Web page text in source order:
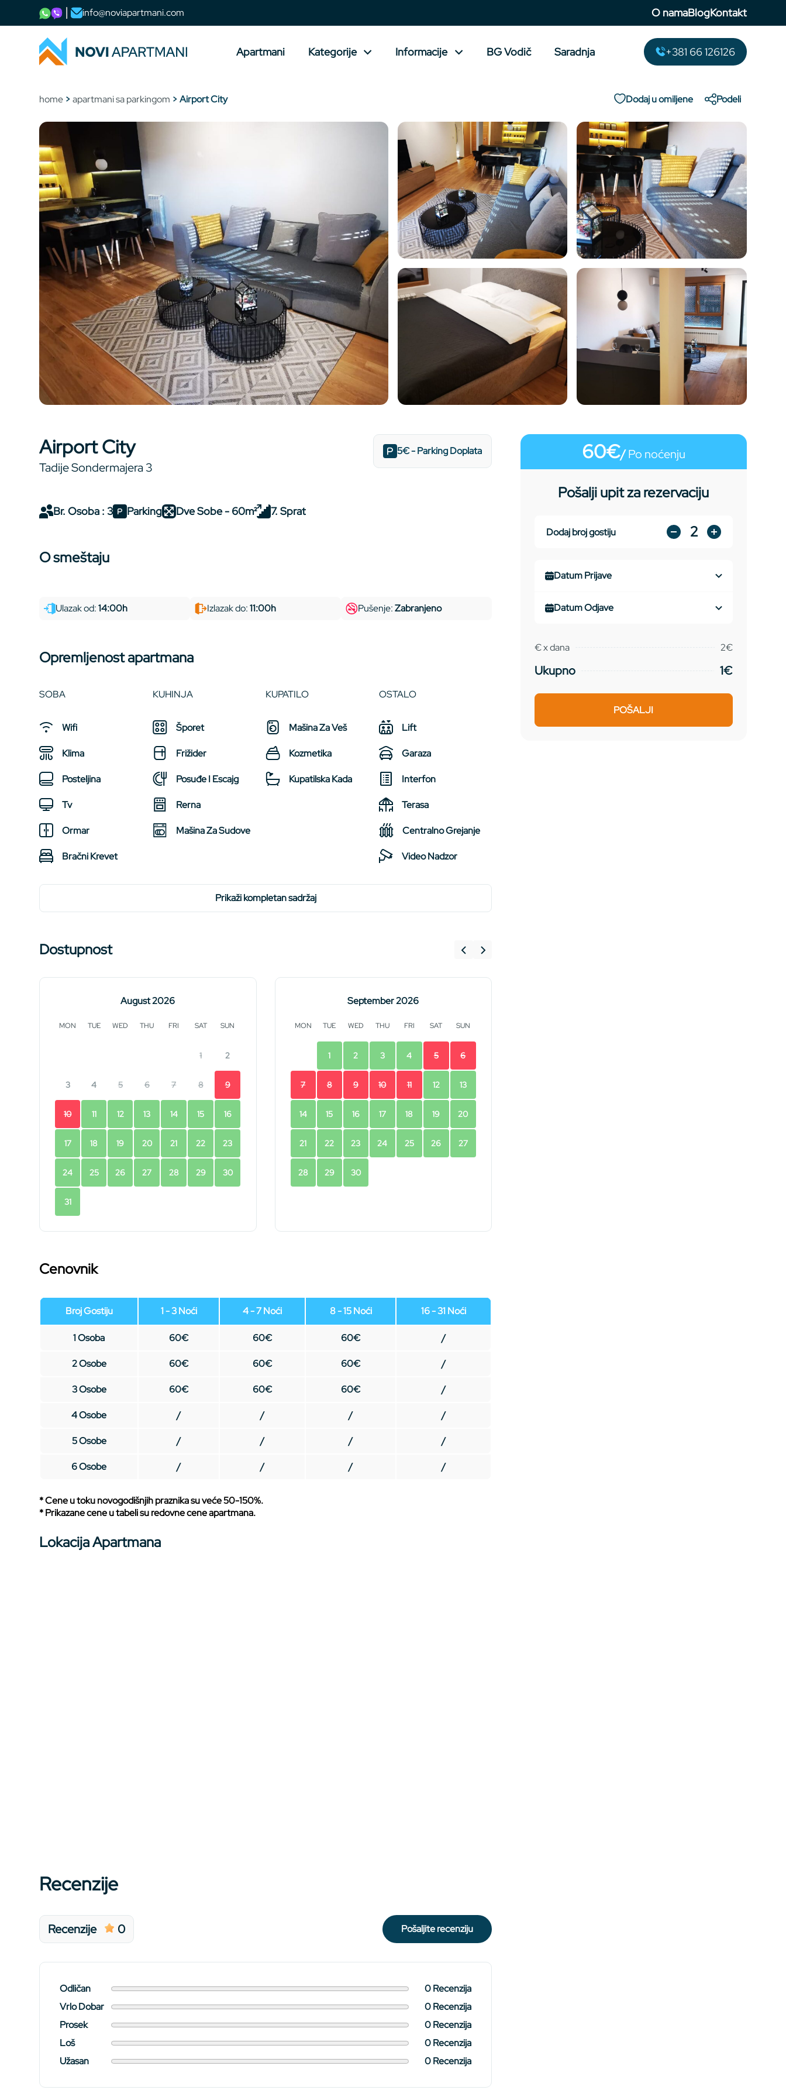
info@noviapartmani.com O namaBlogKontakt
Apartmani Kategorije Informacije BG Vodič Saradnja +381 66 126126
home >apartmani sa parkingom > Airport City Dodaj u omiljene Podeli
Airport City
Tadije Sondermajera 3
5€ - Parking Doplata
Br. Osoba : 3 Parking Dve Sobe - 60m² 7. Sprat
O smeštaju
Ulazak od:14:00h Izlazak do:11:00h Pušenje:Zabranjeno
Opremljenost apartmana
SOBA
Wifi
Klima
Posteljina
Tv
Ormar
Bračni Krevet
KUHINJA
Šporet
Frižider
Posuđe I Escajg
Rerna
Mašina Za Sudove
KUPATILO
Mašina Za Veš
Kozmetika
Kupatilska Kada
OSTALO
Lift
Garaza
Interfon
Terasa
Centralno Grejanje
Video Nadzor
prikaži kompletan sadržaj
Dostupnost
August 2026
MON TUE WED THU FRI SAT SUN
1 2
3 4 5 6 7 8 9
10 11 12 13 14 15 16
17 18 19 20 21 22 23
24 25 26 27 28 29 30
31
September 2026
MON TUE WED THU FRI SAT SUN
1 2 3 4 5 6
7 8 9 10 11 12 13
14 15 16 17 18 19 20
21 22 23 24 25 26 27
28 29 30
Cenovnik
Broj Gostiju 1 - 3 Noći 4 - 7 Noći 8 - 15 Noći 16 - 31 Noći
1 Osoba 60€ 60€ 60€ /
2 Osobe 60€ 60€ 60€ /
3 Osobe 60€ 60€ 60€ /
4 Osobe / / / /
5 Osobe / / / /
6 Osobe / / / /
* Cene u toku novogodišnjih praznika su veće 50-150%.
* Prikazane cene u tabeli su redovne cene apartmana.
Lokacija Apartmana
Recenzije
Recenzije 0 pošaljite recenziju
Odličan
0 Recenzija
Vrlo Dobar
0 Recenzija
Prosek
0 Recenzija
Loš
0 Recenzija
Užasan
0 Recenzija
60€/Po noćenju
Pošalji upit za rezervaciju
Dodaj broj gostiju 2
€xdana 2€
Ukupno 1€
POŠALJI